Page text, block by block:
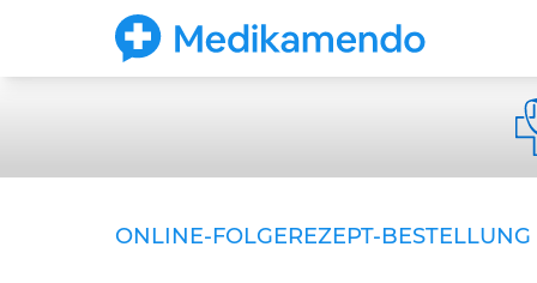
ONLINE-FOLGEREZEPT-BESTELLUNG